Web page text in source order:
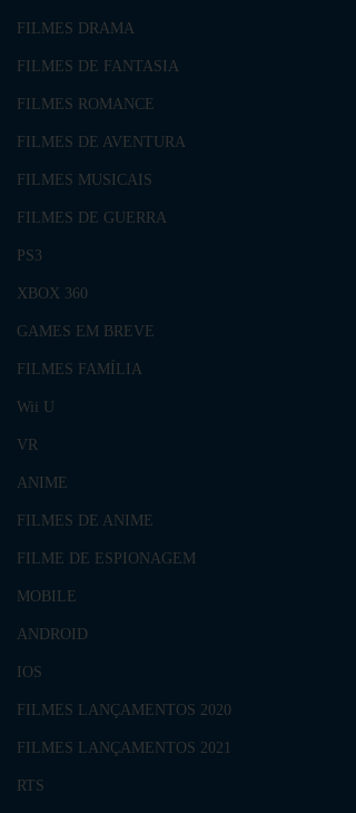
FILMES DRAMA
FILMES DE FANTASIA
FILMES ROMANCE
FILMES DE AVENTURA
FILMES MUSICAIS
FILMES DE GUERRA
PS3
XBOX 360
GAMES EM BREVE
FILMES FAMÍLIA
Wii U
VR
ANIME
FILMES DE ANIME
FILME DE ESPIONAGEM
MOBILE
ANDROID
IOS
FILMES LANÇAMENTOS 2020
FILMES LANÇAMENTOS 2021
RTS